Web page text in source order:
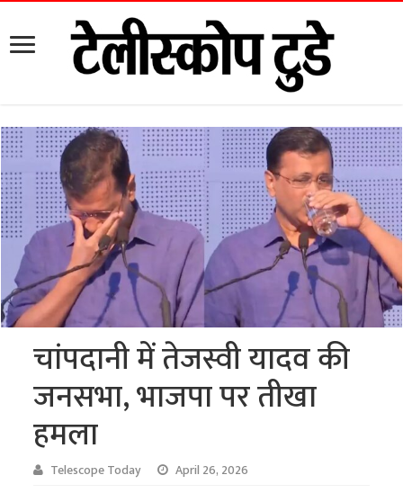
चांपदानी में तेजस्वी यादव की
जनसभा, भाजपा पर तीखा
हमला
Telescope Today April 26, 2026